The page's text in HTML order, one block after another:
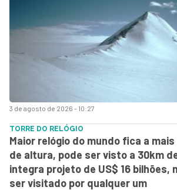
3 de agosto de 2026 - 10:27
TORRE DO RELÓGIO
Maior relógio do mundo fica a
de altura, pode ser visto a 30km
integra projeto de US$ 16 bilhões,
ser visitado por qualquer um